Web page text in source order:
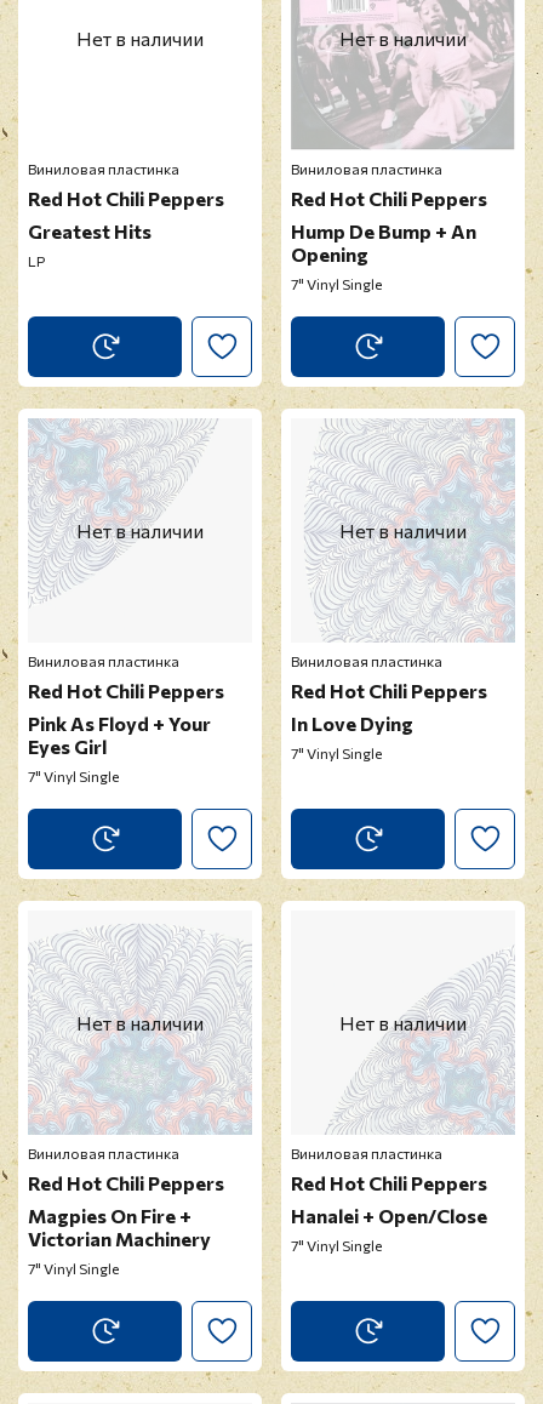
Нет в наличии
Виниловая пластинка
Red Hot Chili Peppers
Greatest Hits
LP
Нет в наличии
Виниловая пластинка
Red Hot Chili Peppers
Hump De Bump + An
Opening
7" Vinyl Single
Нет в наличии
Виниловая пластинка
Red Hot Chili Peppers
Pink As Floyd + Your
Eyes Girl
7" Vinyl Single
Нет в наличии
Виниловая пластинка
Red Hot Chili Peppers
In Love Dying
7" Vinyl Single
Нет в наличии
Виниловая пластинка
Red Hot Chili Peppers
Magpies On Fire +
Victorian Machinery
7" Vinyl Single
Нет в наличии
Виниловая пластинка
Red Hot Chili Peppers
Hanalei + Open/Close
7" Vinyl Single